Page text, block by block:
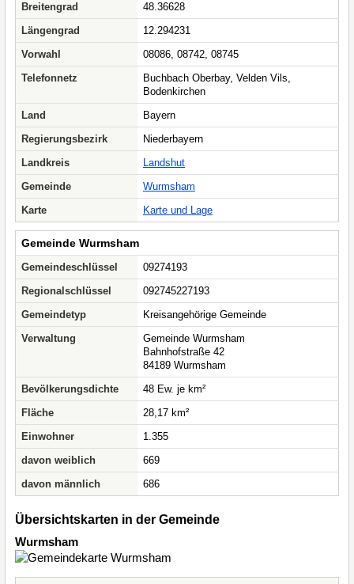
Breitengrad
48.36628
Längengrad
12.294231
Vorwahl
08086, 08742, 08745
Telefonnetz
Buchbach Oberbay, Velden Vils,
Bodenkirchen
Land
Bayern
Regierungsbezirk
Niederbayern
Landkreis
Landshut
Gemeinde
Wurmsham
Karte
Karte und Lage
Gemeinde Wurmsham
Gemeindeschlüssel
09274193
Regionalschlüssel
092745227193
Gemeindetyp
Kreisangehörige Gemeinde
Verwaltung
Gemeinde Wurmsham
Bahnhofstraße 42
84189 Wurmsham
Bevölkerungsdichte
48 Ew. je km²
Fläche
28,17 km²
Einwohner
1.355
davon weiblich
669
davon männlich
686
Übersichtskarten in der Gemeinde
Wurmsham